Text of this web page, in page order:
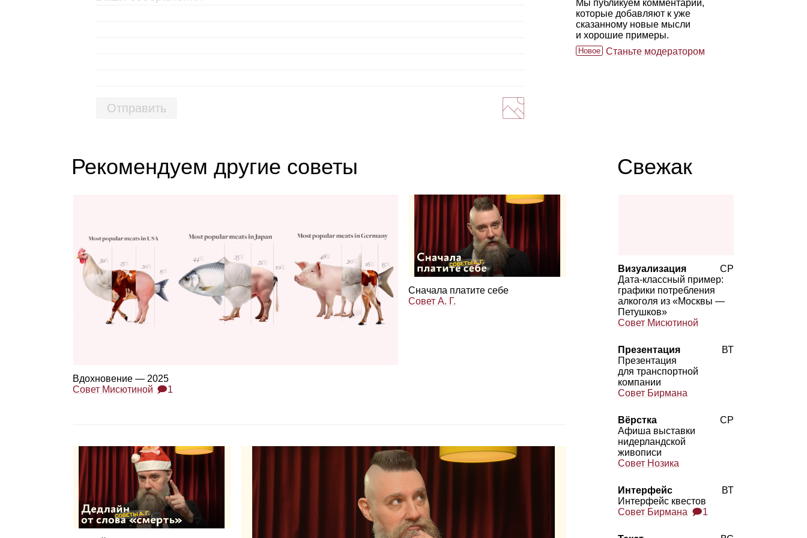
Отправить
Мы публикуем комментарии,
которые добавляют к уже
сказанному новые мысли
и хорошие примеры.
Новое Станьте модератором
Рекомендуем другие советы
Вдох­но­ве­ние — 2025
Совет Мисютиной 🗩1
Сна­чала пла­тите себе
Совет А. Г.
Свежак
Визуализация
Дата‑классный пример:
графики потребления
алкоголя из «Москвы —
Петушков»
Совет Мисютиной
СР
Презентация
Презентация
для транспортной
компании
Совет Бирмана
ВТ
Вёрстка
Афиша выставки
нидерландской
живописи
Совет Нозика
СР
Интерфейс
Интерфейс квестов
Совет Бирмана 🗩1
ВТ